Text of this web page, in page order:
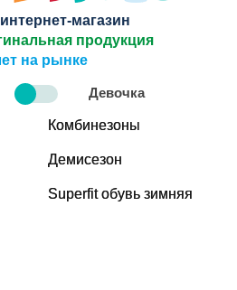
магазин
продукция
на рынке
Девочка
Комбинезоны
Демисезон
Superfit обувь зимняя